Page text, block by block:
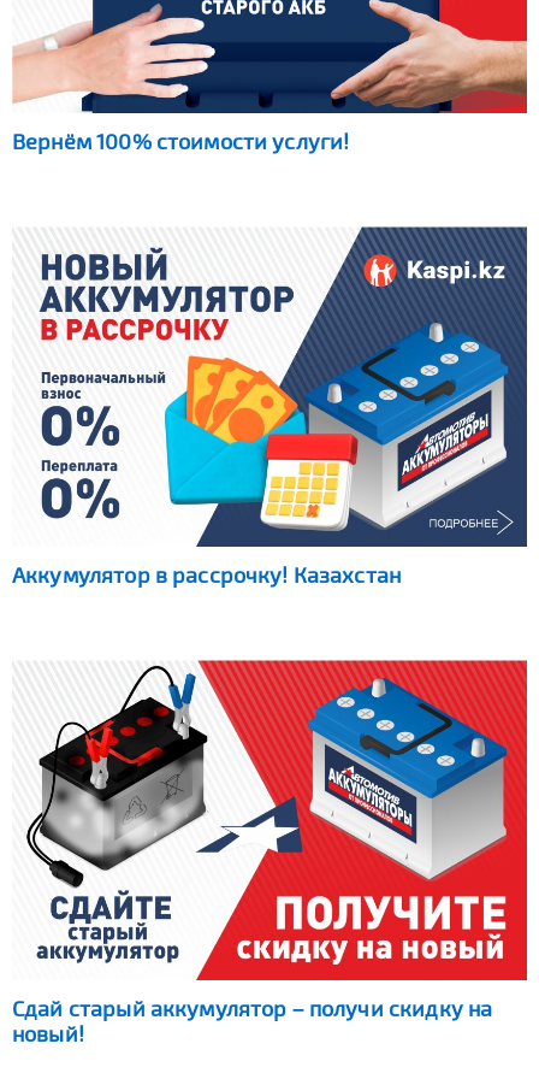
Вернём 100% стоимости услуги!
Аккумулятор в рассрочку! Казахстан
Сдай старый аккумулятор – получи скидку на
новый!